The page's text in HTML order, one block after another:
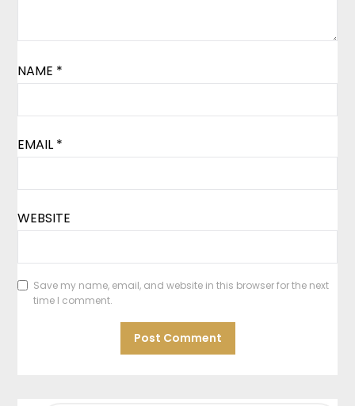
NAME *
EMAIL *
WEBSITE
Save my name, email, and website in this browser for the next
time I comment.